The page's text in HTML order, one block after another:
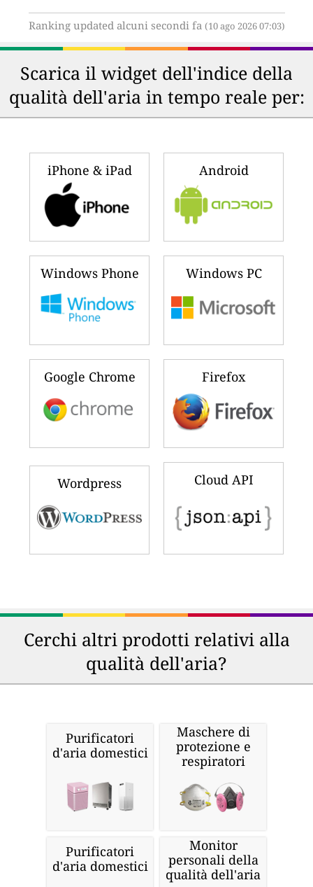
Ranking updated alcuni secondi fa (10 ago 2026 07:03)
Scarica il widget dell'indice della
qualità dell'aria in tempo reale per:
iPhone & iPad Android
Windows Phone Windows PC
Google Chrome Firefox
Wordpress Cloud API
Cerchi altri prodotti relativi alla
qualità dell'aria?
Purificatori
d'aria domestici
Maschere di
protezione e
respiratori
Purificatori
d'aria domestici
Monitor
personali della
qualità dell'aria